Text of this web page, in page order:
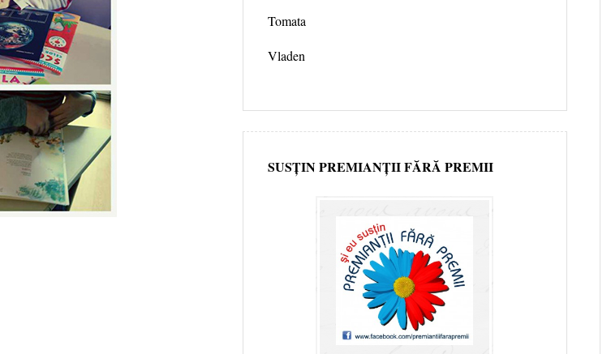
Tomata
Vladen
SUSȚIN PREMIANȚII FĂRĂ PREMII